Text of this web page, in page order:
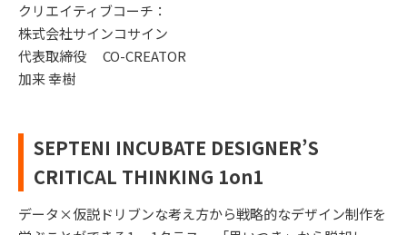
クリエイティブコーチ：
株式会社サインコサイン
代表取締役 CO-CREATOR
加来 幸樹
SEPTENI INCUBATE DESIGNER’S
CRITICAL THINKING 1on1
データ×仮説ドリブンな考え方から戦略的なデザイン制作を